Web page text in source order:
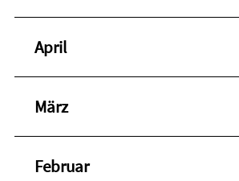
April
März
Februar